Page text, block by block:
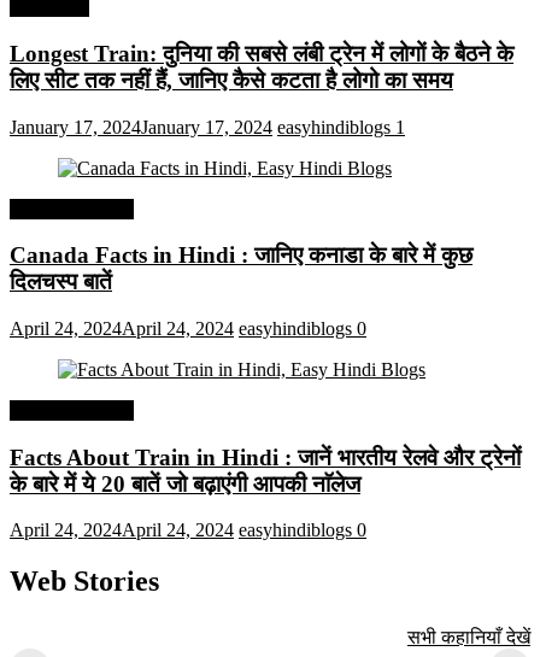
Longest Train: दुनिया की सबसे लंबी ट्रेन में लोगों के बैठने के
लिए सीट तक ​​नहीं हैं, जानिए कैसे कटता है लोगो का समय
January 17, 2024January 17, 2024 easyhindiblogs 1
Canada Facts in Hindi : जानिए कनाडा के बारे में कुछ
दिलचस्प बातें
April 24, 2024April 24, 2024 easyhindiblogs 0
Facts About Train in Hindi : जानें भारतीय रेलवे और ट्रेनों
के बारे में ये 20 बातें जो बढ़ाएंगी आपकी नाॅलेज
April 24, 2024April 24, 2024 easyhindiblogs 0
Web Stories
ऐतिहासिक स्थान
सभी कहानियाँ देखें